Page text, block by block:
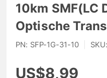
10km SMF(LC
Optische
PN: SFP-1G-31-10 SKU:
US$8,99